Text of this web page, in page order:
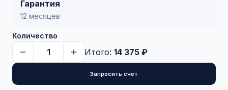
Гарантия
12 месяцев
Количество
Итого: 14 375 ₽
Запросить счет